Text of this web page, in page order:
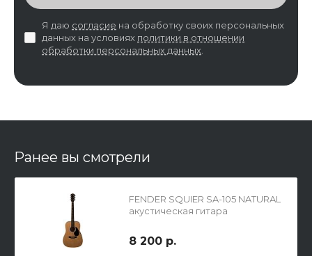
Я даю согласие на обработку своих персональных
данных на условиях политики в отношении
обработки персональных данных
Ранее вы смотрели
FENDER SQUIER SA-105 NATURAL
акустическая гитара
8 200 р.